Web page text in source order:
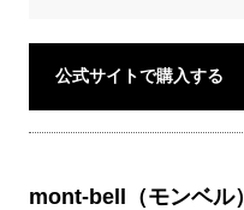
公式サイトで購入する
mont-bell（モンベル